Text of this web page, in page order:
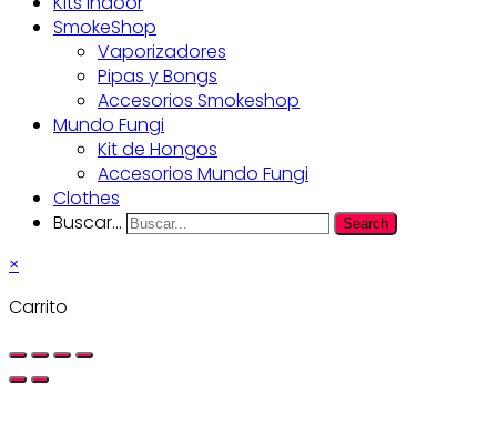
SmokeShop
Vaporizadores
Pipas y Bongs
Accesorios Smokeshop
Mundo Fungi
Kit de Hongos
Accesorios Mundo Fungi
Clothes
Buscar...
Search
×
Carrito